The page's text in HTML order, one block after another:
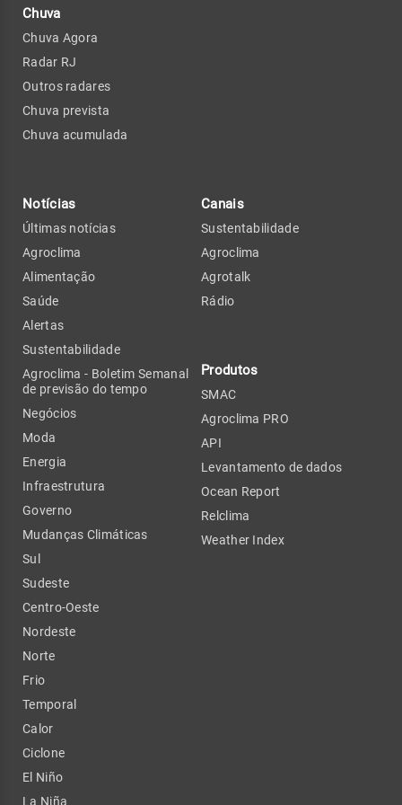
Chuva
Chuva Agora
Radar RJ
Outros radares
Chuva prevista
Chuva acumulada
Notícias
Últimas notícias
Agroclima
Alimentação
Saúde
Alertas
Sustentabilidade
Agroclima - Boletim Semanal
de previsão do tempo
Negócios
Moda
Energia
Infraestrutura
Governo
Mudanças Climáticas
Sul
Sudeste
Centro-Oeste
Nordeste
Norte
Frio
Temporal
Calor
Ciclone
El Niño
La Niña
Canais
Sustentabilidade
Agroclima
Agrotalk
Rádio
Produtos
SMAC
Agroclima PRO
API
Levantamento de dados
Ocean Report
Relclima
Weather Index